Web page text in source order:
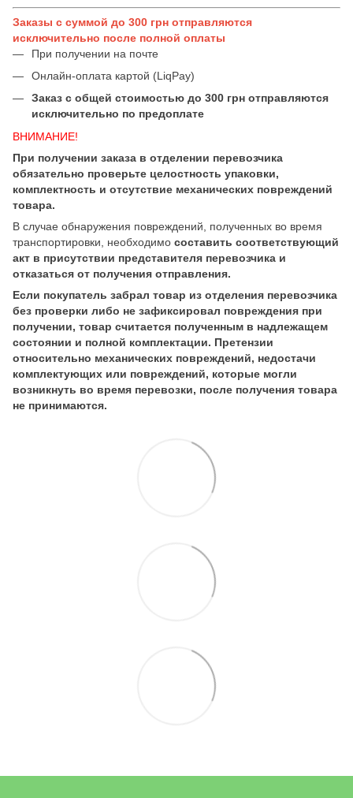
Заказы с суммой до 300 грн отправляются
исключительно после полной оплаты
При получении на почте
Онлайн-оплата картой (LiqPay)
Заказ с общей стоимостью до 300 грн отправляются
исключительно по предоплате
ВНИМАНИЕ!
При получении заказа в отделении перевозчика
обязательно проверьте целостность упаковки,
комплектность и отсутствие механических повреждений
товара.
В случае обнаружения повреждений, полученных во время
транспортировки, необходимо составить соответствующий
акт в присутствии представителя перевозчика и
отказаться от получения отправления.
Если покупатель забрал товар из отделения перевозчика
без проверки либо не зафиксировал повреждения при
получении, товар считается полученным в надлежащем
состоянии и полной комплектации. Претензии
относительно механических повреждений, недостачи
комплектующих или повреждений, которые могли
возникнуть во время перевозки, после получения товара
не принимаются.